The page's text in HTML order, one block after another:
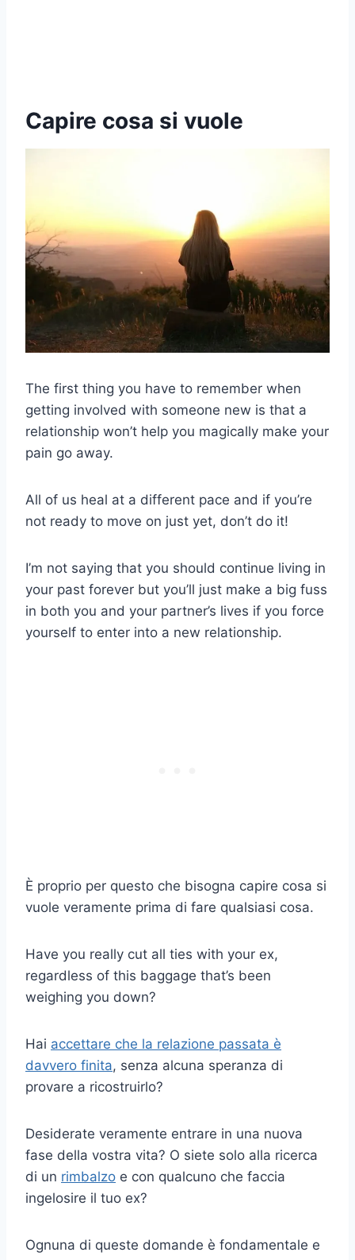
Capire cosa si vuole
The first thing you have to remember when
getting involved with someone new is that a
relationship won’t help you magically make your
pain go away.
All of us heal at a different pace and if you’re
not ready to move on just yet, don’t do it!
I’m not saying that you should continue living in
your past forever but you’ll just make a big fuss
in both you and your partner’s lives if you force
yourself to enter into a new relationship.
È proprio per questo che bisogna capire cosa si
vuole veramente prima di fare qualsiasi cosa.
Have you really cut all ties with your ex,
regardless of this baggage that’s been
weighing you down?
Hai accettare che la relazione passata è
davvero finita, senza alcuna speranza di
provare a ricostruirlo?
Desiderate veramente entrare in una nuova
fase della vostra vita? O siete solo alla ricerca
di un rimbalzo e con qualcuno che faccia
ingelosire il tuo ex?
Ognuna di queste domande è fondamentale e